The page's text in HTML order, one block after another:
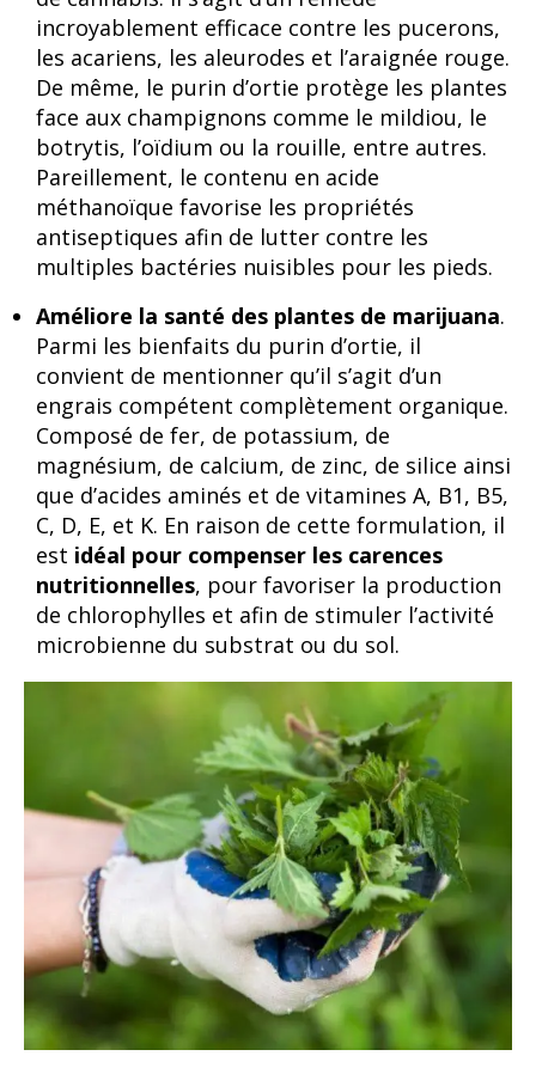
incroyablement efficace contre les pucerons,
les acariens, les aleurodes et l’araignée rouge.
De même, le purin d’ortie protège les plantes
face aux champignons comme le mildiou, le
botrytis, l’oïdium ou la rouille, entre autres.
Pareillement, le contenu en acide
méthanoïque favorise les propriétés
antiseptiques afin de lutter contre les
multiples bactéries nuisibles pour les pieds.
Améliore la santé des plantes de marijuana.
Parmi les bienfaits du purin d’ortie, il
convient de mentionner qu’il s’agit d’un
engrais compétent complètement organique.
Composé de fer, de potassium, de
magnésium, de calcium, de zinc, de silice ainsi
que d’acides aminés et de vitamines A, B1, B5,
C, D, E, et K. En raison de cette formulation, il
est idéal pour compenser les carences
nutritionnelles, pour favoriser la production
de chlorophylles et afin de stimuler l’activité
microbienne du substrat ou du sol.